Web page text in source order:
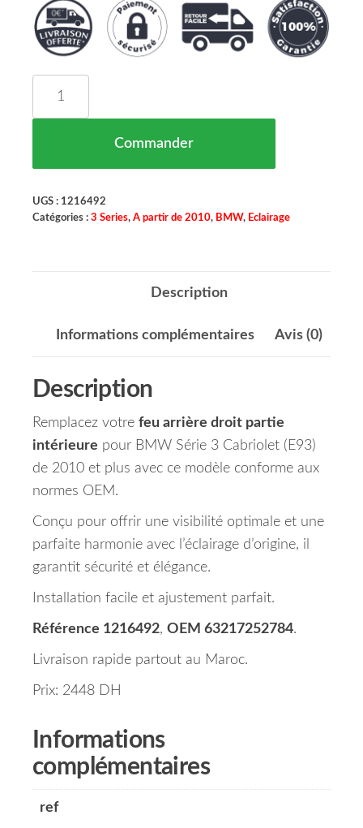
Commander
UGS : 1216492
Catégories : 3 Series, A partir de 2010, BMW, Eclairage
Description
Informations complémentaires Avis (0)
Description
Remplacez votre feu arrière droit partie
intérieure pour BMW Série 3 Cabriolet (E93)
de 2010 et plus avec ce modèle conforme aux
normes OEM.
Conçu pour offrir une visibilité optimale et une
parfaite harmonie avec l’éclairage d’origine, il
garantit sécurité et élégance.
Installation facile et ajustement parfait.
Référence 1216492, OEM 63217252784.
Livraison rapide partout au Maroc.
Prix: 2448 DH
Informations
complémentaires
ref